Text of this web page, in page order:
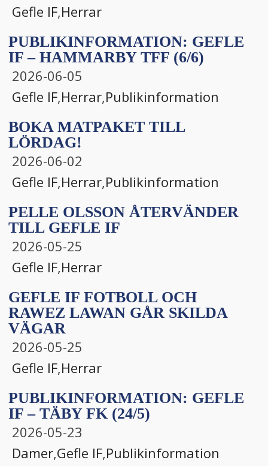
Gefle IF,Herrar
PUBLIKINFORMATION: GEFLE
IF – HAMMARBY TFF (6/6)
2026-06-05
Gefle IF,Herrar,Publikinformation
BOKA MATPAKET TILL
LÖRDAG!
2026-06-02
Gefle IF,Herrar,Publikinformation
PELLE OLSSON ÅTERVÄNDER
TILL GEFLE IF
2026-05-25
Gefle IF,Herrar
GEFLE IF FOTBOLL OCH
RAWEZ LAWAN GÅR SKILDA
VÄGAR
2026-05-25
Gefle IF,Herrar
PUBLIKINFORMATION: GEFLE
IF – TÄBY FK (24/5)
2026-05-23
Damer,Gefle IF,Publikinformation